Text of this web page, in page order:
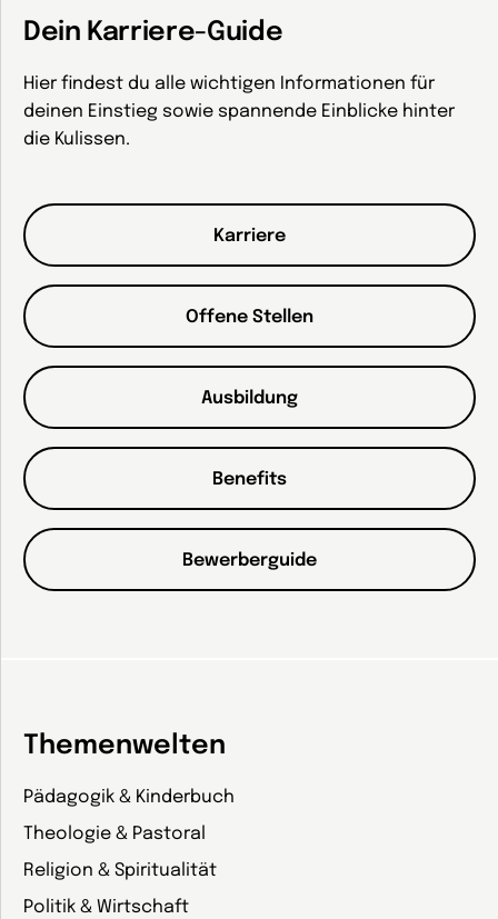
Dein Karriere-Guide
Hier findest du alle wichtigen Informationen für
deinen Einstieg sowie spannende Einblicke hinter
die Kulissen.
Karriere
Offene Stellen
Ausbildung
Benefits
Bewerberguide
Themenwelten
Pädagogik & Kinderbuch
Theologie & Pastoral
Religion & Spiritualität
Politik & Wirtschaft